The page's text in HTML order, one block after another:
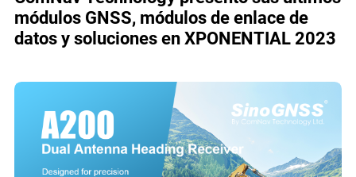
módulos GNSS, módulos de enlace de
datos y soluciones en XPONENTIAL 2023